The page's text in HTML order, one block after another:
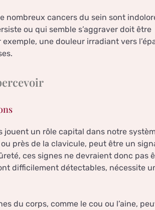
nombreux cancers du sein sont
ou qui semble s’aggraver doit être
une douleur irradiant vers
jouent un rôle capital dans notre
près de la clavicule, peut être un
ces signes ne devraient donc pas
difficilement détectables, nécessite
du corps, comme le cou ou l’aine,